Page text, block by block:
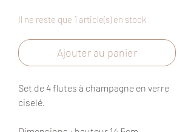
Il ne reste que 1 article(s) en stock
Ajouter au panier
Set de 4 flutes à champagne en verre
ciselé.